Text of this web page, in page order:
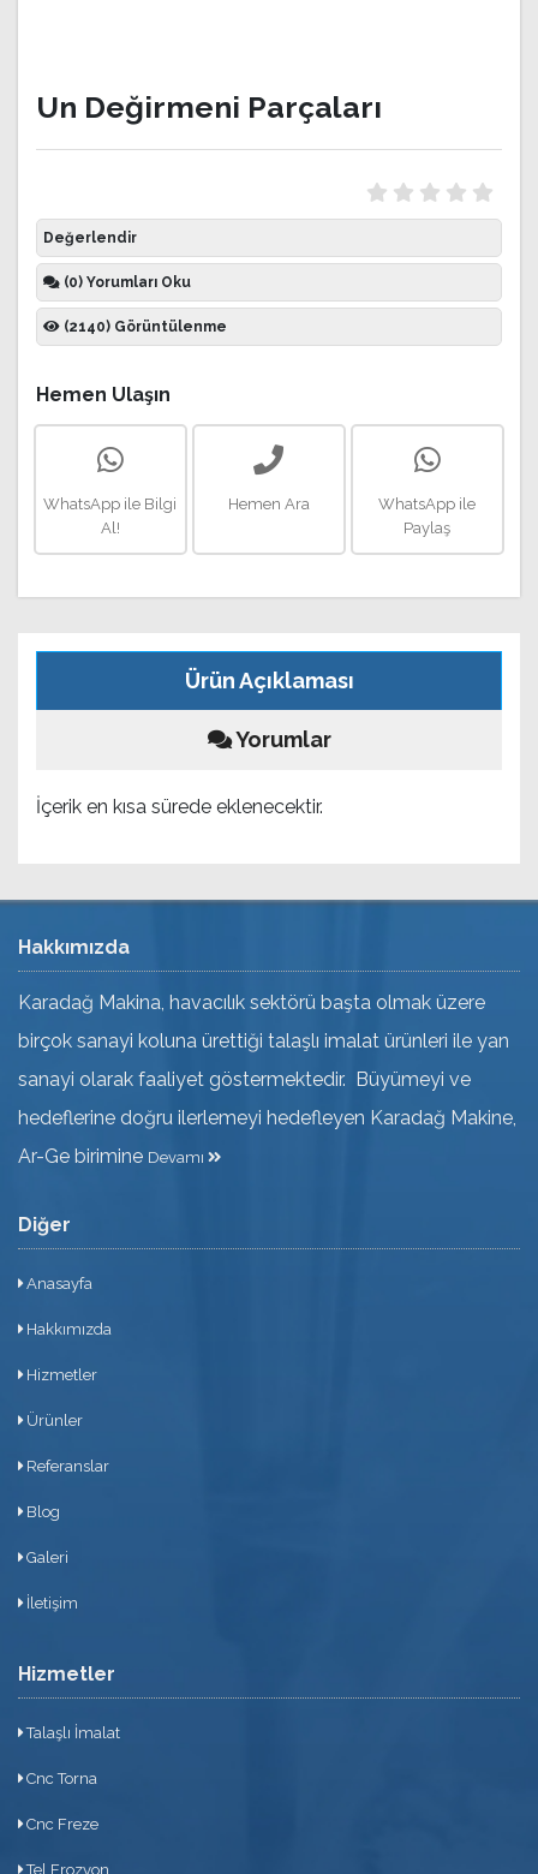
Un Değirmeni Parçaları
Değerlendir
(0) Yorumları Oku
(2140) Görüntülenme
Hemen Ulaşın
WhatsApp ile Bilgi
Al!
Hemen Ara
WhatsApp ile
Paylaş
Ürün Açıklaması
Yorumlar
İçerik en kısa sürede eklenecektir.
Hakkımızda
Karadağ Makina, havacılık sektörü başta olmak üzere
birçok sanayi koluna ürettiği talaşlı imalat ürünleri ile yan
sanayi olarak faaliyet göstermektedir. Büyümeyi ve
hedeflerine doğru ilerlemeyi hedefleyen Karadağ Makine,
Ar-Ge birimine Devamı
Diğer
Anasayfa
Hakkımızda
Hizmetler
Ürünler
Referanslar
Blog
Galeri
İletişim
Hizmetler
Talaşlı İmalat
Cnc Torna
Cnc Freze
Tel Erozyon